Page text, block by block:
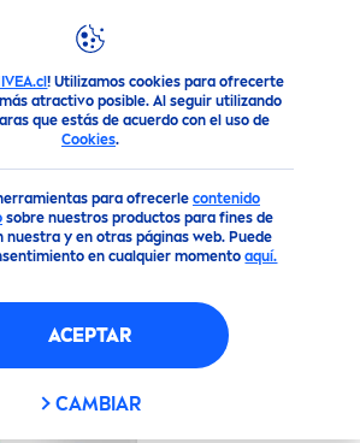
! Utilizamos cookies para ofrecerte
atractivo posible. Al seguir utilizando
que estás de acuerdo con el uso de
Cookies.
para ofrecerle contenido
sobre nuestros productos para fines de
nuestra y en otras páginas web. Puede
en cualquier momentoaquí.
ACEPTAR
CAMBIAR
Línea de desodorantes aclarantes
(0)
CONTROL
BARRA 50ML